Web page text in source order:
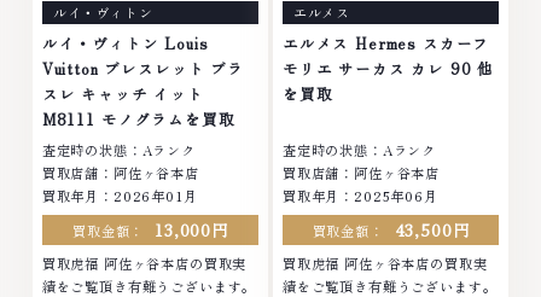
ルイ・ヴィトン
ルイ・ヴィトン Louis
Vuitton ブレスレット ブラ
スレ キャッチ イット
M8111 モノグラムを買取
査定時の状態：Aランク
買取店舗：阿佐ヶ谷本店
買取年月：2026年01月
買取金額：
13,000円
買取虎福 阿佐ヶ谷本店の買取実
績をご覧頂き有難うございます。
エルメス
エルメス Hermes スカーフ
モリエ サーカス カレ 90 他
を買取
査定時の状態：Aランク
買取店舗：阿佐ヶ谷本店
買取年月：2025年06月
買取金額：
43,500円
買取虎福 阿佐ヶ谷本店の買取実
績をご覧頂き有難うございます。